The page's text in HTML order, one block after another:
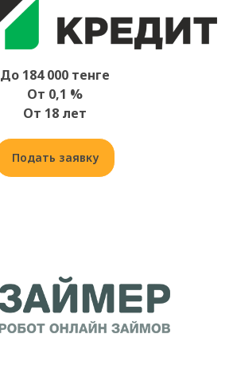
До 184 000 тенге
От 0,1 %
От 18 лет
Подать заявку